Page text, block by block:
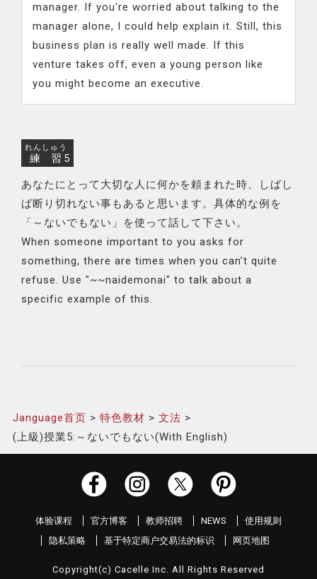
manager. If you're worried about talking to the
manager alone, I could help explain it. Still, this
business plan is really well made. If this
venture takes off, even a young person like
you might become an executive.
練習
れんしゅう
5
あなたにとって大切な人に何かを頼まれた時、しばし
ば断り切れない事もあると思います。具体的な例を
「～ないでもない」を使って話して下さい。
When someone important to you asks for
something, there are times when you can’t quite
refuse. Use "~~naidemonai" to talk about a
specific example of this.
Janguage首页 特色教材
文法
(上級)授業5:～ないでもない(With English)
体验课程 官方博客 教师招聘 NEWS
使用规则
隐私策略
基于特定商户交易法的标识 网页地图
Copyright(c) Cacelle Inc. All Rights Reserved